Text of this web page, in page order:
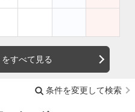
すべて見る
条件を変更して検索